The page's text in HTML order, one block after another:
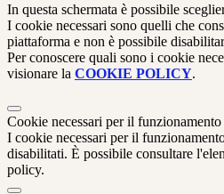
In questa schermata è possibile
I cookie necessari sono quelli che
piattaforma e non è possibile
Per conoscere quali sono i cookie
visionare la COOKIE POLICY.
Cookie necessari per il funzionamento
I cookie necessari per il
disabilitati. È possibile consultare
policy.